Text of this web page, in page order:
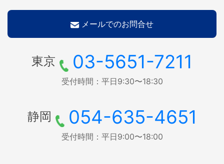
メールでのお問合せ
東京 03-5651-7211
受付時間：平日9:30〜18:30
静岡 054-635-4651
受付時間：平日9:00〜18:00